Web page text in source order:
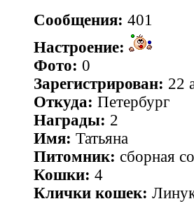
Сообщения: 401
Настроение:
Фото: 0
Зарегистрирован: 22
Откуда: Петербург
Награды: 2
Имя: Татьяна
Питомник: сборная
Кошки: 4
Клички кошек: